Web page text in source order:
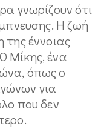
γνωρίζουν ότι
Η ζωή
της έννοιας
Μίκης, ένα
όπως ο
για
που δεν